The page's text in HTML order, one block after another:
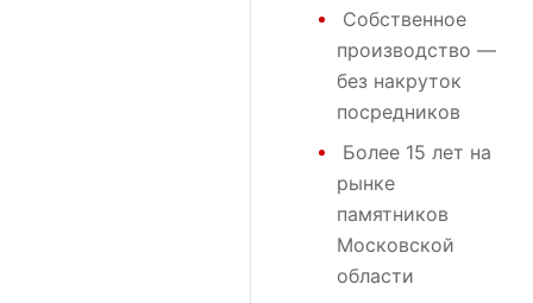
Собственное
производство —
без накруток
посредников
Более 15 лет на
рынке
памятников
Московской
области